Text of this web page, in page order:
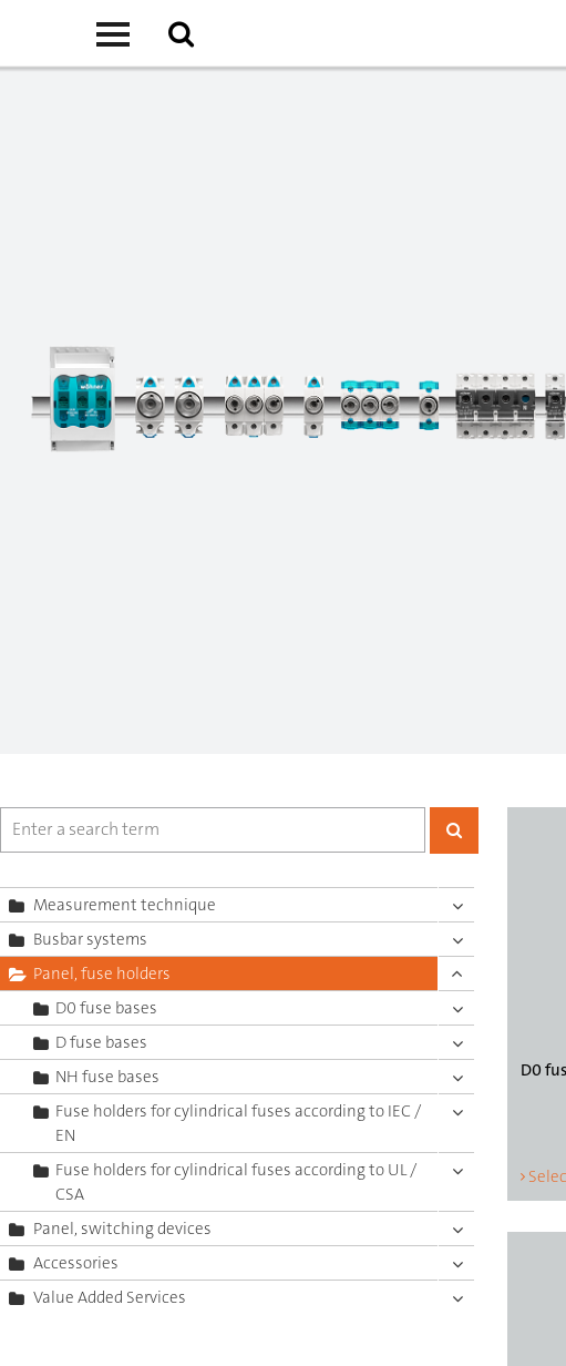
Measurement technique
Busbar systems
Panel, fuse holders
D0 fuse bases
D fuse bases
NH fuse bases
Fuse holders for cylindrical fuses according to IEC /
EN
Fuse holders for cylindrical fuses according to UL /
CSA
Panel, switching devices
Accessories
Value Added Services
D0